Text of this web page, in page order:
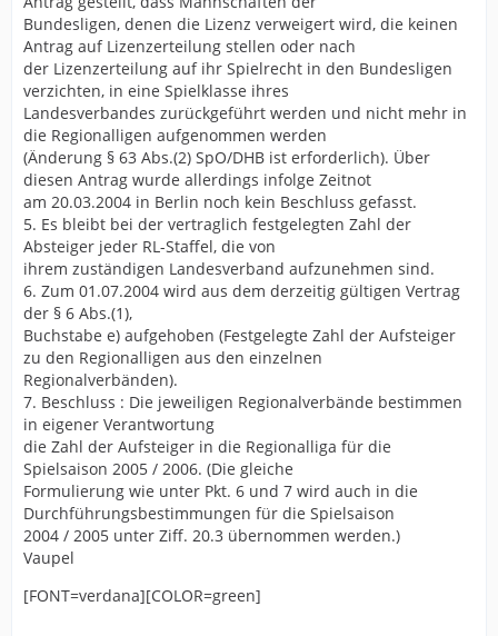
Bundesligen, denen die Lizenz verweigert wird, die keinen
Antrag auf Lizenzerteilung stellen oder nach
der Lizenzerteilung auf ihr Spielrecht in den Bundesligen
verzichten, in eine Spielklasse ihres
Landesverbandes zurückgeführt werden und nicht mehr in
die Regionalligen aufgenommen werden
(Änderung § 63 Abs.(2) SpO/DHB ist erforderlich). Über
diesen Antrag wurde allerdings infolge Zeitnot
am 20.03.2004 in Berlin noch kein Beschluss gefasst.
5. Es bleibt bei der vertraglich festgelegten Zahl der
Absteiger jeder RL-Staffel, die von
ihrem zuständigen Landesverband aufzunehmen sind.
6. Zum 01.07.2004 wird aus dem derzeitig gültigen Vertrag
der § 6 Abs.(1),
Buchstabe e) aufgehoben (Festgelegte Zahl der Aufsteiger
zu den Regionalligen aus den einzelnen
Regionalverbänden).
7. Beschluss : Die jeweiligen Regionalverbände bestimmen
in eigener Verantwortung
die Zahl der Aufsteiger in die Regionalliga für die
Spielsaison 2005 / 2006. (Die gleiche
Formulierung wie unter Pkt. 6 und 7 wird auch in die
Durchführungsbestimmungen für die Spielsaison
2004 / 2005 unter Ziff. 20.3 übernommen werden.)
Vaupel
[FONT=verdana][COLOR=green]